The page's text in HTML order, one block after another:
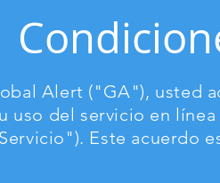
Alert ("GA"), usted
uso del servicio en
Este acuerdo